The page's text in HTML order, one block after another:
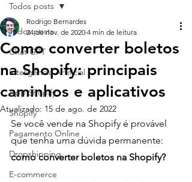
Todos posts
Chat GPT
Inteligência Artificial
App Shopify
Shopify
Pagamento Online
Dropshipping
E-commerce
Todos posts
Como converter boletos
na Shopify: principais
caminhos e aplicativos
Rodrigo Bernardes
24 de nov. de 2020 4 min de leitura
Atualizado: 15 de ago. de 2022
Se você vende na Shopify é provável
que tenha uma dúvida permanente:
como converter boletos na Shopify?